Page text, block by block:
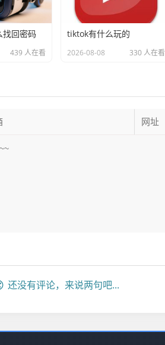
回密码
439 人在看
tiktok有什么玩的
2026-08-08 330 人在看
还没有评论，来说两句吧...